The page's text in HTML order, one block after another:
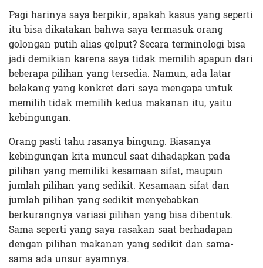
Pagi harinya saya berpikir, apakah kasus yang seperti
itu bisa dikatakan bahwa saya termasuk orang
golongan putih alias golput? Secara terminologi bisa
jadi demikian karena saya tidak memilih apapun dari
beberapa pilihan yang tersedia. Namun, ada latar
belakang yang konkret dari saya mengapa untuk
memilih tidak memilih kedua makanan itu, yaitu
kebingungan.
Orang pasti tahu rasanya bingung. Biasanya
kebingungan kita muncul saat dihadapkan pada
pilihan yang memiliki kesamaan sifat, maupun
jumlah pilihan yang sedikit. Kesamaan sifat dan
jumlah pilihan yang sedikit menyebabkan
berkurangnya variasi pilihan yang bisa dibentuk.
Sama seperti yang saya rasakan saat berhadapan
dengan pilihan makanan yang sedikit dan sama-
sama ada unsur ayamnya.